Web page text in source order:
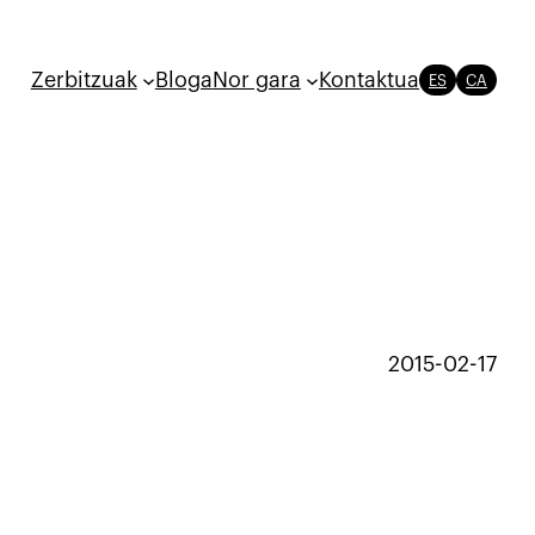
Zerbitzuak Bloga Nor gara Kontaktua ES CA
2015-02-17